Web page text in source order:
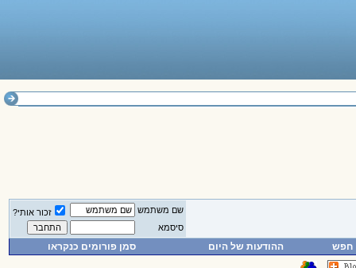
שם משתמש
זכור אותי?
סיסמא
חפש ההודעות של היום סמן פורומים כנקראו